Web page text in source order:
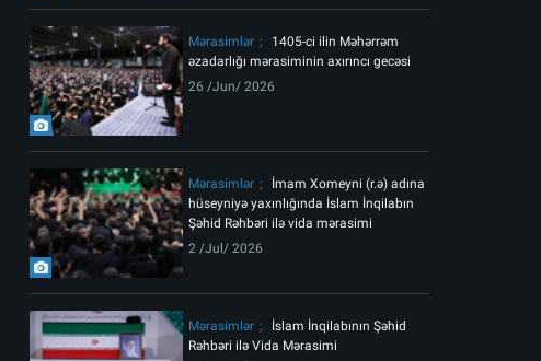
Mərasimlər
1405-ci ilin Məhərrəm
əzadarlığı mərasiminin axırıncı gecəsi
26 /Jun/ 2026
Mərasimlər
İmam Xomeyni (r.ə) adına
hüseyniyə yaxınlığında İslam İnqilabın
Şəhid Rəhbəri ilə vida mərasimi
2 /Jul/ 2026
Mərasimlər
İslam İnqilabının Şəhid
Rəhbəri ilə Vida Mərasimi